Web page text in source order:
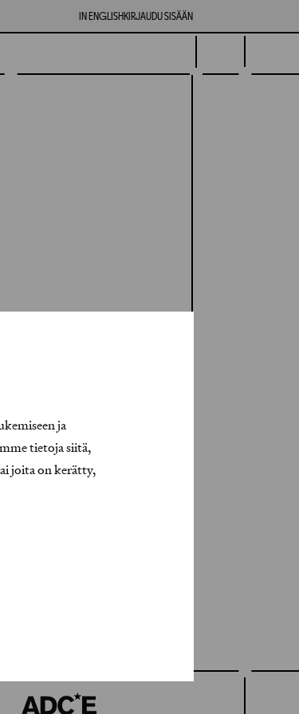
ja
tietoja siitä,
joita on kerätty,
IN ENGLISH KIRJAUDU SISÄÄN